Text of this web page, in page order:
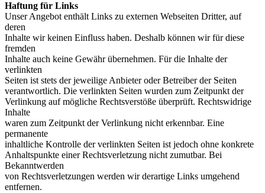
Haftung für Links
Unser Angebot enthält Links zu externen Webseiten Dritter, auf
deren
Inhalte wir keinen Einfluss haben. Deshalb können wir für diese
fremden
Inhalte auch keine Gewähr übernehmen. Für die Inhalte der
verlinkten
Seiten ist stets der jeweilige Anbieter oder Betreiber der Seiten
verantwortlich. Die verlinkten Seiten wurden zum Zeitpunkt der
Verlinkung auf mögliche Rechtsverstöße überprüft. Rechtswidrige
Inhalte
waren zum Zeitpunkt der Verlinkung nicht erkennbar. Eine
permanente
inhaltliche Kontrolle der verlinkten Seiten ist jedoch ohne konkrete
Anhaltspunkte einer Rechtsverletzung nicht zumutbar. Bei
Bekanntwerden
von Rechtsverletzungen werden wir derartige Links umgehend
entfernen.